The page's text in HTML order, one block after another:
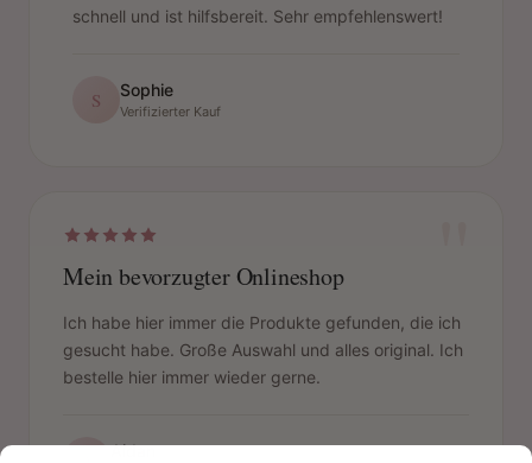
schnell und ist hilfsbereit. Sehr empfehlenswert!
S Sophie
Verifizierter Kauf
Mein bevorzugter Onlineshop
Ich habe hier immer die Produkte gefunden, die ich
gesucht habe. Große Auswahl und alles original. Ich
bestelle hier immer wieder gerne.
Aidan